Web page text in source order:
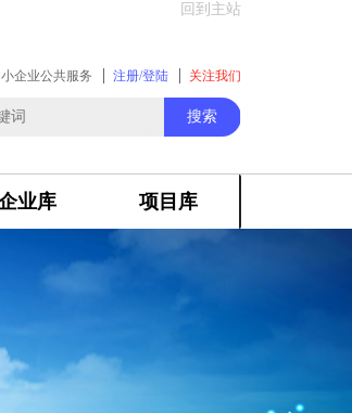
回到主站
企业公共服务 注册/登陆 关注我们
搜索
业库 项目库